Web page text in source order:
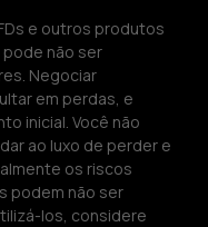
e outros produtos
não ser
Negociar
em perdas, e
inicial. Você não
ao luxo de perder e
os riscos
podem não ser
los, considere